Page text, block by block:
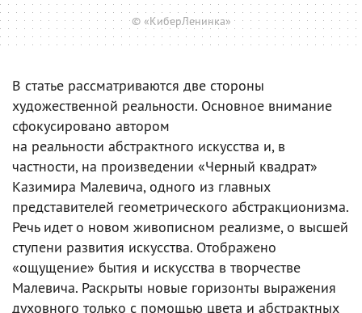
© «КиберЛенинка»
В статье рассматриваются две стороны
художественной реальности. Основное внимание
сфокусировано автором
на реальности абстрактного искусства и, в
частности, на произведении «Черный квадрат»
Казимира Малевича, одного из главных
представителей геометрического абстракционизма.
Речь идет о новом живописном реализме, о высшей
ступени развития искусства. Отображено
«ощущение» бытия и искусства в творчестве
Малевича. Раскрыты новые горизонты выражения
духовного только с помощью цвета и абстрактных